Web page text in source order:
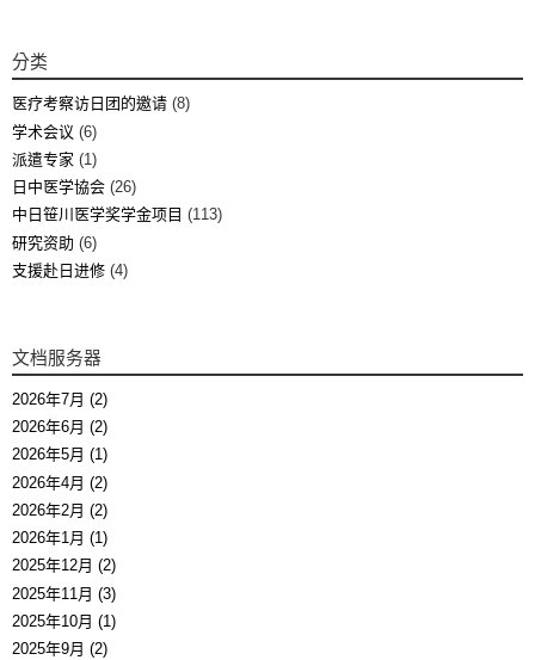
分类
医疗考察访日团的邀请 (8)
学术会议 (6)
派遣专家 (1)
日中医学協会 (26)
中日笹川医学奖学金项目 (113)
研究资助 (6)
支援赴日进修 (4)
文档服务器
2026年7月 (2)
2026年6月 (2)
2026年5月 (1)
2026年4月 (2)
2026年2月 (2)
2026年1月 (1)
2025年12月 (2)
2025年11月 (3)
2025年10月 (1)
2025年9月 (2)